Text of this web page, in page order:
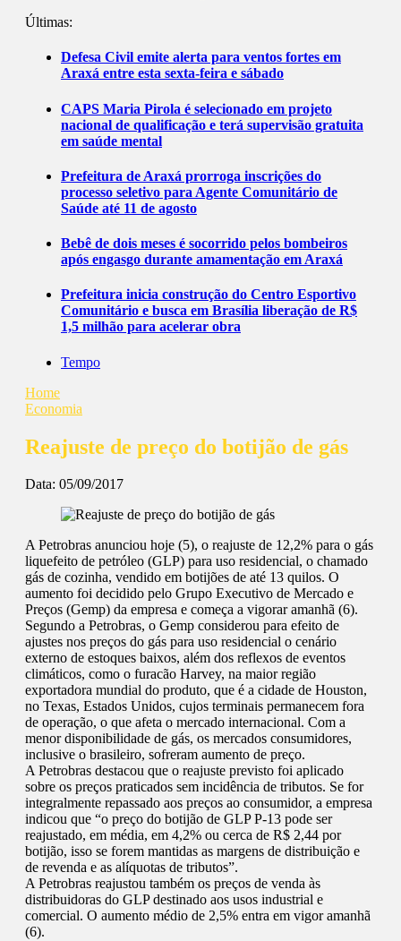
Últimas:
Defesa Civil emite alerta para ventos fortes em
Araxá entre esta sexta-feira e sábado
CAPS Maria Pirola é selecionado em projeto
nacional de qualificação e terá supervisão gratuita
em saúde mental
Prefeitura de Araxá prorroga inscrições do
processo seletivo para Agente Comunitário de
Saúde até 11 de agosto
Bebê de dois meses é socorrido pelos bombeiros
após engasgo durante amamentação em Araxá
Prefeitura inicia construção do Centro Esportivo
Comunitário e busca em Brasília liberação de R$
1,5 milhão para acelerar obra
Tempo
Home
Economia
Reajuste de preço do botijão de gás
Data: 05/09/2017
A Petrobras anunciou hoje (5), o reajuste de 12,2% para o gás
liquefeito de petróleo (GLP) para uso residencial, o chamado
gás de cozinha, vendido em botijões de até 13 quilos. O
aumento foi decidido pelo Grupo Executivo de Mercado e
Preços (Gemp) da empresa e começa a vigorar amanhã (6).
Segundo a Petrobras, o Gemp considerou para efeito de
ajustes nos preços do gás para uso residencial o cenário
externo de estoques baixos, além dos reflexos de eventos
climáticos, como o furacão Harvey, na maior região
exportadora mundial do produto, que é a cidade de Houston,
no Texas, Estados Unidos, cujos terminais permanecem fora
de operação, o que afeta o mercado internacional. Com a
menor disponibilidade de gás, os mercados consumidores,
inclusive o brasileiro, sofreram aumento de preço.
A Petrobras destacou que o reajuste previsto foi aplicado
sobre os preços praticados sem incidência de tributos. Se for
integralmente repassado aos preços ao consumidor, a empresa
indicou que “o preço do botijão de GLP P-13 pode ser
reajustado, em média, em 4,2% ou cerca de R$ 2,44 por
botijão, isso se forem mantidas as margens de distribuição e
de revenda e as alíquotas de tributos”.
A Petrobras reajustou também os preços de venda às
distribuidoras do GLP destinado aos usos industrial e
comercial. O aumento médio de 2,5% entra em vigor amanhã
(6).